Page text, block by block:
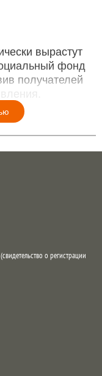
вырастут
фонд
получателей
о регистрации